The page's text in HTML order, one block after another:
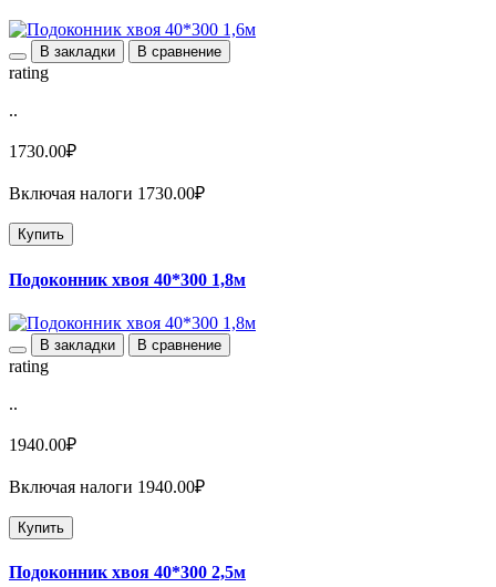
В закладки В сравнение
rating
..
1730.00₽
Включая налоги 1730.00₽
Купить
Подоконник хвоя 40*300 1,8м
В закладки В сравнение
rating
..
1940.00₽
Включая налоги 1940.00₽
Купить
Подоконник хвоя 40*300 2,5м